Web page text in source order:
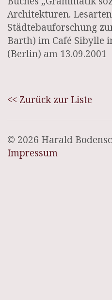
Architekturen.
Städtebauforschung
Barth) im Café Sibylle
(Berlin) am 13.09.2001
<< Zurück zur Liste
© 2026 Harald
Impressum